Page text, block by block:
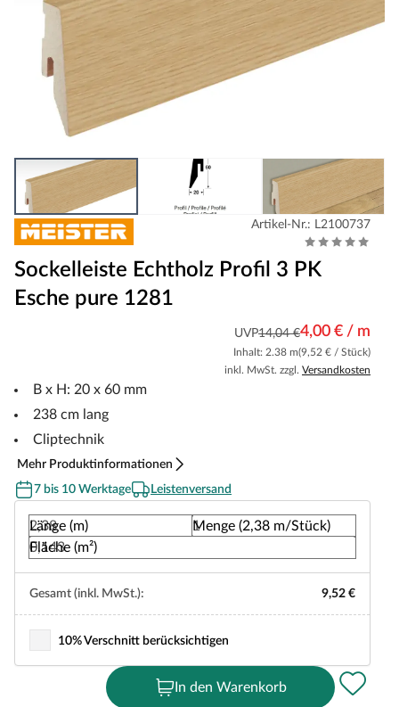
Artikel-Nr.: L2100737
Sockelleiste Echtholz Profil 3 PK
Esche pure 1281
UVP14,04 €4,00 € / m
Inhalt: 2.38 m(9,52 € / Stück)
inkl. MwSt. zzgl. Versandkosten
B x H: 20 x 60 mm
238 cm lang
Cliptechnik
Mehr Produktinformationen
7 bis 10 Werktage
Leistenversand
Länge (m)
Menge (2,38 m/Stück)
Fläche (m²)
Gesamt (inkl. MwSt.): 9,52 €
10% Verschnitt berücksichtigen
In den Warenkorb